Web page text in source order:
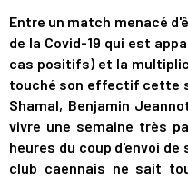
Entre un match menacé
de la Covid-19 qui est
cas positifs) et la
touché son effectif cette
Shamal, Benjamin
vivre une semaine très
heures du coup d'envoi
club caennais ne sait